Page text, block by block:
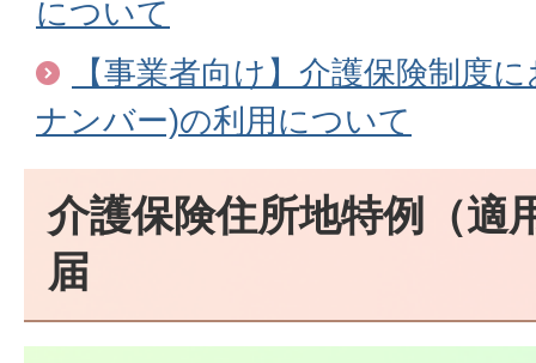
について
【事業者向け】介護保険制度
ナンバー)の利用について
介護保険住所地特例（適
届